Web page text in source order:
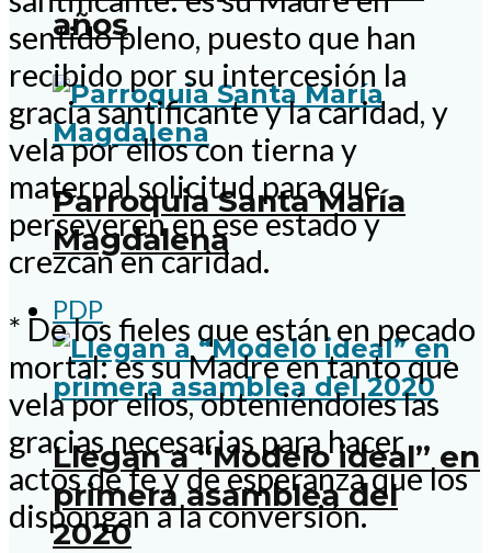
años
Parroquia Santa María
Magdalena
PDP
Llegan a “Modelo ideal” en
primera asamblea del
2020
sentido pleno, puesto que han
recibido por su intercesión la
gracia santificante y la caridad, y
vela por ellos con tierna y
maternal solicitud para que
perseveren en ese estado y
crezcan en caridad.
* De los fieles que están en pecado
mortal: es su Madre en tanto que
vela por ellos, obteniéndoles las
gracias necesarias para hacer
actos de fe y de esperanza que los
dispongan a la conversión.